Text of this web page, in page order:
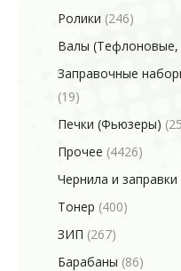
Ролики (246)
Валы (Тефлоновые,
Заправочные
(19)
Печки (Фьюзеры)
Прочее (4426)
Чернила и заправки
Тонер (400)
ЗИП (267)
Барабаны (86)